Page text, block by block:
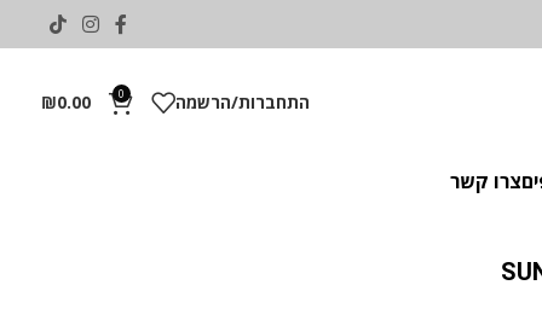
התחברות/הרשמה 0
₪0.00
צרו קשר